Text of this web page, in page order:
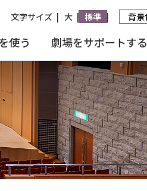
文字サイズ 大 標準
使う 劇場をサポートする